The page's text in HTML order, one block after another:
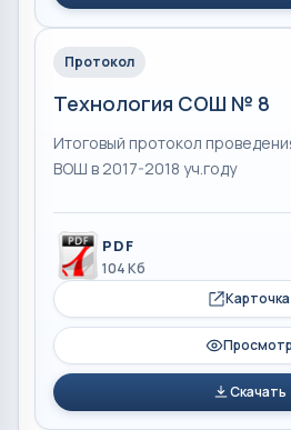
Протокол
Технология СОШ № 8
Итоговый протокол
ВОШ в 2017-2018 уч.году
PDF
104 Кб
Карточка
Просмотр
Скачать